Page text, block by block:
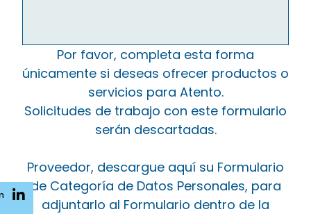
Por favor, completa esta forma
únicamente si deseas ofrecer productos o
servicios para Atento.
Solicitudes de trabajo con este formulario
serán descartadas.
Proveedor, descargue aquí su Formulario
de Categoría de Datos Personales, para
adjuntarlo al Formulario dentro de la